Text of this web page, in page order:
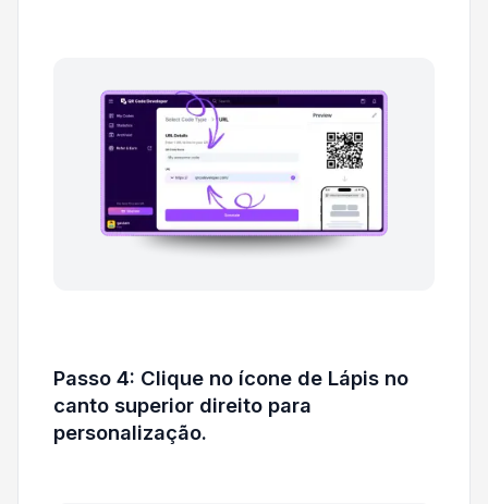
Passo 4: Clique no ícone de Lápis no
canto superior direito para
personalização.